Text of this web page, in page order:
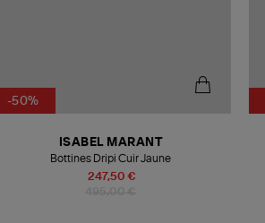
-50%
247,50 €
ISABEL MARANT
Bottines Dripi Cuir Jaune